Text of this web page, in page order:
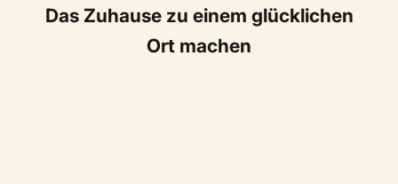
Das Zuhause zu einem glücklichen
Ort machen